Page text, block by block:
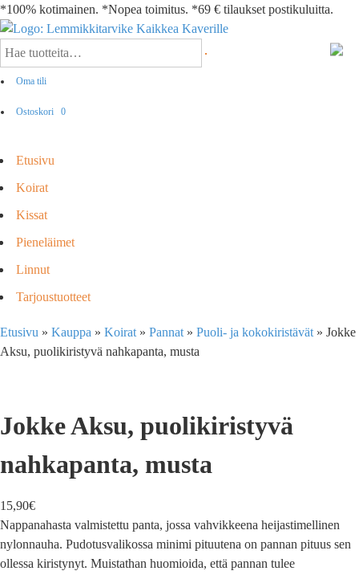
*100% kotimainen. *Nopea toimitus. *69 € tilaukset postikuluitta.
Oma tili
Ostoskori 0
Etusivu
Koirat
Kissat
Pieneläimet
Linnut
Tarjoustuotteet
Etusivu » Kauppa » Koirat » Pannat » Puoli- ja kokokiristävät » Jokke
Aksu, puolikiristyvä nahkapanta, musta
Jokke Aksu, puolikiristyvä
nahkapanta, musta
15,90€
Nappanahasta valmistettu panta, jossa vahvikkeena heijastimellinen
nylonnauha. Pudotusvalikossa minimi pituutena on pannan pituus sen
ollessa kiristynyt. Muistathan huomioida, että pannan tulee